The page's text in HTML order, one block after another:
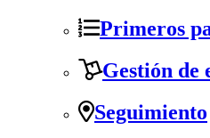
Primeros
Gestión de
Seguimiento